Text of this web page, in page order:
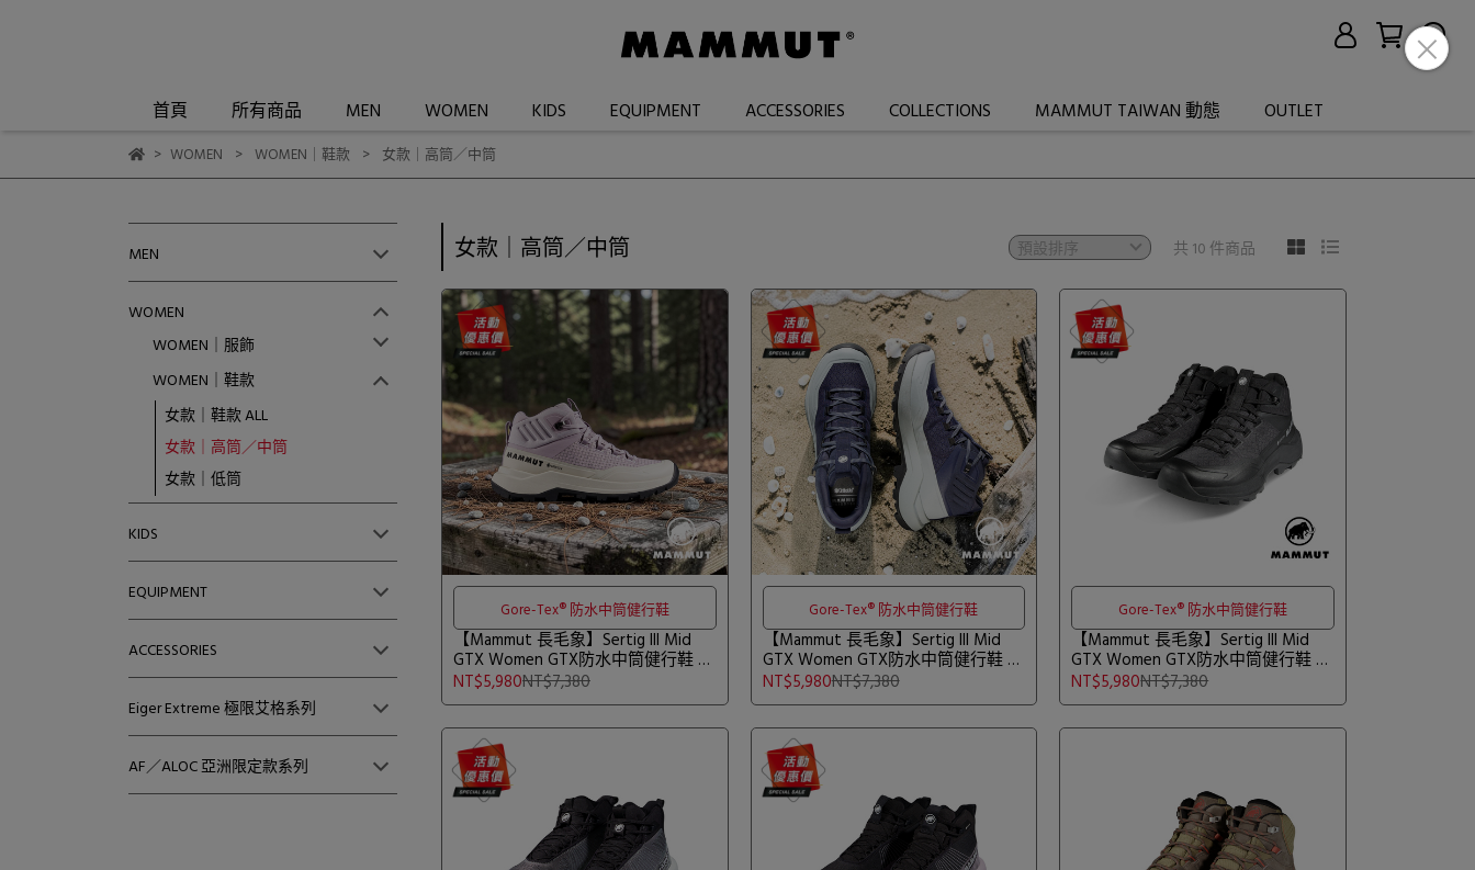
首頁 所有商品 MEN WOMEN KIDS EQUIPMENT ACCESSORIES COLLECTIONS MAMMUT TAIWAN 動態 OUTLET
WOMEN WOMEN｜鞋款 女款｜高筒／中筒
MEN
WOMEN
WOMEN｜服飾
WOMEN｜鞋款
女款｜鞋款 ALL
女款｜高筒／中筒
女款｜低筒
KIDS
EQUIPMENT
ACCESSORIES
Eiger Extreme 極限艾格系列
AF／ALOC 亞洲限定款系列
女款｜高筒／中筒 共 10 件商品
Gore-Tex® 防水中筒健行鞋
【Mammut 長毛象】Sertig III Mid
GTX Women GTX防水中筒健行鞋 紫
風輪/白月光 女款 #3030-05580
NT$5,980NT$7,380
Gore-Tex® 防水中筒健行鞋
【Mammut 長毛象】Sertig III Mid
GTX Women GTX防水中筒健行鞋 海
洋藍/鉑金灰 女款 #3030-05580
NT$5,980NT$7,380
Gore-Tex® 防水中筒健行鞋
【Mammut 長毛象】Sertig III Mid
GTX Women GTX防水中筒健行鞋 黑
色 女款 #3030-05580
NT$5,980NT$7,380